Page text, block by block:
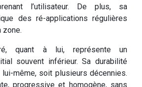
l’utilisateur. De plus, sa
des ré-applications régulières
zone.
quant à lui, représente un
souvent inférieur. Sa durabilité
même, soit plusieurs décennies.
progressive et homogène, sans